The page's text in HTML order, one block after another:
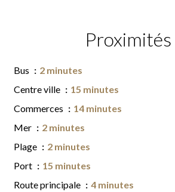
Proximités
Bus
2 minutes
Centre ville
15 minutes
Commerces
14 minutes
Mer
2 minutes
Plage
2 minutes
Port
15 minutes
Route principale
4 minutes